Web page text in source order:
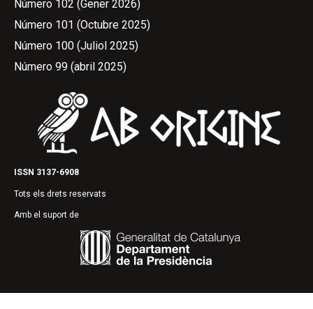
ISSN 3137-6908
Tots els drets reservats
Amb el suport de
Número 102 (Gener 2026)
Número 101 (Octubre 2025)
Número 100 (Juliol 2025)
Número 99 (abril 2025)